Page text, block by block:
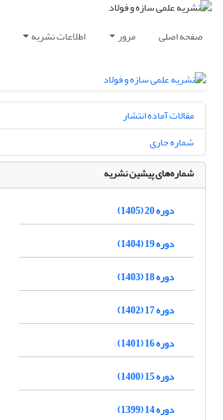
صفحه اصلی مرور اطلاعات نشریه
مقالات آماده انتشار
شماره جاری
شماره‌های پیشین نشریه
دوره 20 (1405)
دوره 19 (1404)
دوره 18 (1403)
دوره 17 (1402)
دوره 16 (1401)
دوره 15 (1400)
دوره 14 (1399)